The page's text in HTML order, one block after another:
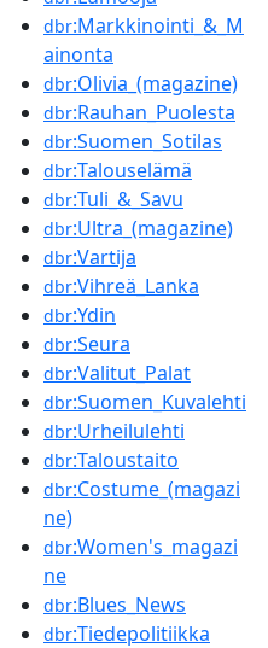
dbr:Markkinointi_&_M
ainonta
dbr:Olivia_(magazine)
dbr:Rauhan_Puolesta
dbr:Suomen_Sotilas
dbr:Talouselämä
dbr:Tuli_&_Savu
dbr:Ultra_(magazine)
dbr:Vartija
dbr:Vihreä_Lanka
dbr:Ydin
dbr:Seura
dbr:Valitut_Palat
dbr:Suomen_Kuvalehti
dbr:Urheilulehti
dbr:Taloustaito
dbr:Costume_(magazi
ne)
dbr:Women's_magazi
ne
dbr:Blues_News
dbr:Tiedepolitiikka